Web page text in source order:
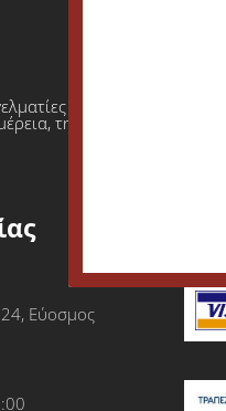
που θέλουν να
την απόλυτη
Εύοσμος